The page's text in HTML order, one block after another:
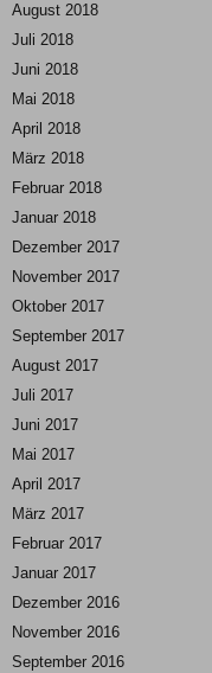
August 2018
Juli 2018
Juni 2018
Mai 2018
April 2018
März 2018
Februar 2018
Januar 2018
Dezember 2017
November 2017
Oktober 2017
September 2017
August 2017
Juli 2017
Juni 2017
Mai 2017
April 2017
März 2017
Februar 2017
Januar 2017
Dezember 2016
November 2016
September 2016